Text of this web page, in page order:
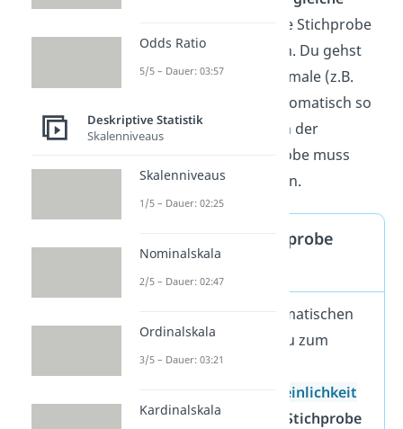
, in die Stichprobe
aufgenommen zu werden. Du gehst
davon aus, dass die Merkmale (z.B.
Alter und Geschlecht) automatisch so
vertreten sind wie auch in der
Bevölkerung. Die Stichprobe muss
dafür nurgroß genug sein.
Gut zu wissen: Stichprobe
Mithilfe von mathematischen
Verfahren kannst du zum
Beispiel die
wahrscheinlichkeit
einer Person in die
Stichprobe
Odds Ratio
5/5 – Dauer: 03:57
Deskriptive Statistik
Skalenniveaus
Skalenniveaus
1/5 – Dauer: 02:25
Nominalskala
2/5 – Dauer: 02:47
Ordinalskala
3/5 – Dauer: 03:21
Kardinalskala